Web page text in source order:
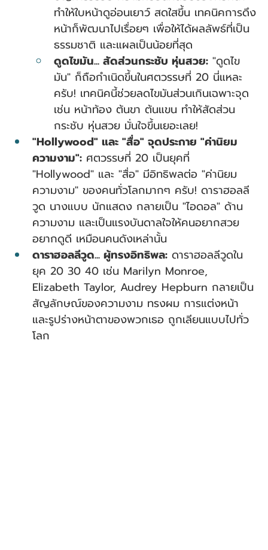
ทำให้ใบหน้าดูอ่อนเยาว์ สดใสขึ้น เทคนิคการดึง
หน้าก็พัฒนาไปเรื่อยๆ เพื่อให้ได้ผลลัพธ์ที่เป็น
ธรรมชาติ และแผลเป็นน้อยที่สุด
ดูดไขมัน... สัดส่วนกระชับ หุ่นสวย: "ดูดไข
มัน" ก็ถือกำเนิดขึ้นในศตวรรษที่ 20 นี่แหละ
ครับ! เทคนิคนี้ช่วยลดไขมันส่วนเกินเฉพาะจุด
เช่น หน้าท้อง ต้นขา ต้นแขน ทำให้สัดส่วน
กระชับ หุ่นสวย มั่นใจขึ้นเยอะเลย!
"Hollywood" และ "สื่อ" จุดประกาย "ค่านิยม
ความงาม": ศตวรรษที่ 20 เป็นยุคที่
"Hollywood" และ "สื่อ" มีอิทธิพลต่อ "ค่านิยม
ความงาม" ของคนทั่วโลกมากๆ ครับ! ดาราฮอลลี
วูด นางแบบ นักแสดง กลายเป็น "ไอดอล" ด้าน
ความงาม และเป็นแรงบันดาลใจให้คนอยากสวย
อยากดูดี เหมือนคนดังเหล่านั้น
ดาราฮอลลีวูด... ผู้ทรงอิทธิพล: ดาราฮอลลีวูดใน
ยุค 20 30 40 เช่น Marilyn Monroe,
Elizabeth Taylor, Audrey Hepburn กลายเป็น
สัญลักษณ์ของความงาม ทรงผม การแต่งหน้า
และรูปร่างหน้าตาของพวกเธอ ถูกเลียนแบบไปทั่ว
โลก